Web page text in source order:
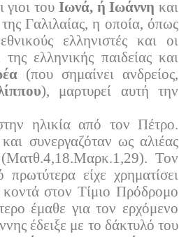
γιοι του Ιωνά, ή Ιωάννη και
Γαλιλαίας, η οποία, όπως
ελληνιστές και οι
της ελληνικής παιδείας και
(που σημαίνει ανδρείος,
), μαρτυρεί αυτή την
ηλικία από τον Πέτρο.
συνεργαζόταν ως αλιέας
Τον
είχε χρηματίσει
στον Τίμιο Πρόδρομο
έμαθε για τον ερχόμενο
έδειξε με το δάκτυλό του